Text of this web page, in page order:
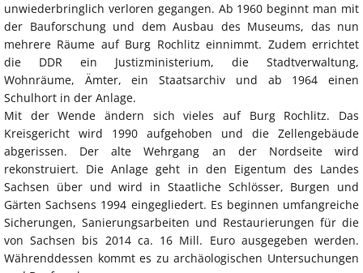
unwiederbringlich verloren gegangen. Ab 1960 beginnt man mit
der Bauforschung und dem Ausbau des Museums, das nun
mehrere Räume auf Burg Rochlitz einnimmt. Zudem errichtet
die DDR ein Justizministerium, die Stadtverwaltung,
Wohnräume, Ämter, ein Staatsarchiv und ab 1964 einen
Schulhort in der Anlage.
Mit der Wende ändern sich vieles auf Burg Rochlitz. Das
Kreisgericht wird 1990 aufgehoben und die Zellengebäude
abgerissen. Der alte Wehrgang an der Nordseite wird
rekonstruiert. Die Anlage geht in den Eigentum des Landes
Sachsen über und wird in Staatliche Schlösser, Burgen und
Gärten Sachsens 1994 eingegliedert. Es beginnen umfangreiche
Sicherungen, Sanierungsarbeiten und Restaurierungen für die
von Sachsen bis 2014 ca. 16 Mill. Euro ausgegeben werden.
Währenddessen kommt es zu archäologischen Untersuchungen